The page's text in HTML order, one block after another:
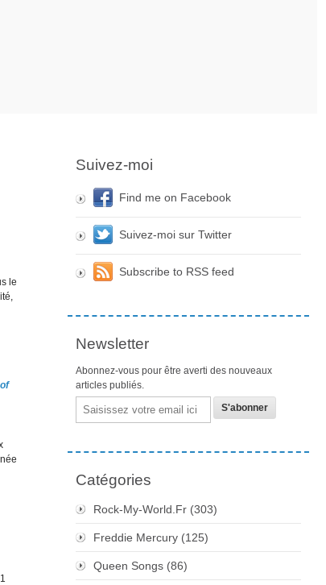
le
Suivez-moi
Find me on Facebook
Suivez-moi sur Twitter
Subscribe to RSS feed
Newsletter
Abonnez-vous pour être averti des nouveaux
articles publiés.
Email
Catégories
Rock-My-World.fr (303)
Freddie Mercury (125)
Queen Songs (86)